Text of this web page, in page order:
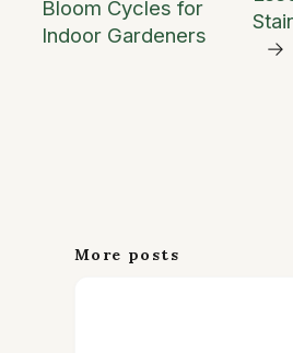
Bloom Cycles for
Indoor Gardeners
→
More posts